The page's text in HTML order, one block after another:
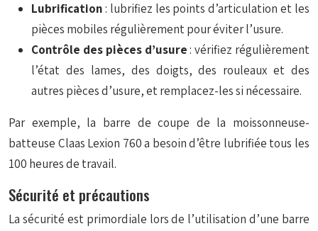
Lubrification: lubrifiez les points d’articulation et les
pièces mobiles régulièrement pour éviter l’usure.
Contrôle des pièces d’usure: vérifiez régulièrement
l’état des lames, des doigts, des rouleaux et des
autres pièces d’usure, et remplacez-les si nécessaire.
Par exemple, la barre de coupe de la moissonneuse-
batteuse Claas Lexion 760 a besoin d’être lubrifiée tous les
100 heures de travail.
Sécurité et précautions
La sécurité est primordiale lors de l’utilisation d’une barre